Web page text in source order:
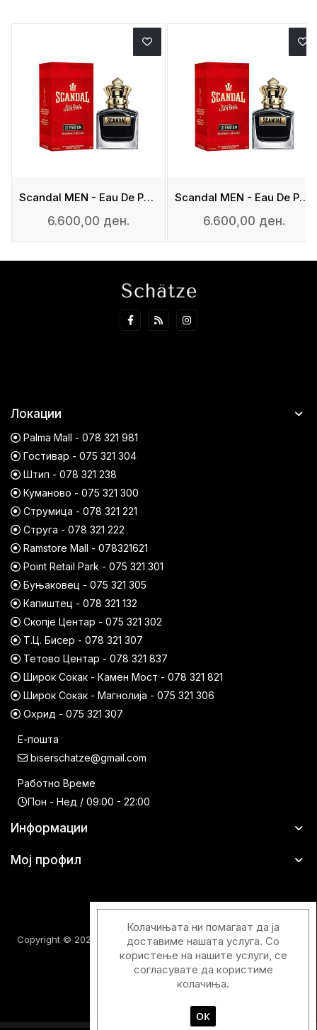
Scandal MEN - Eau De Parfum INTENSE
6.600,00 ден.
Scandal MEN - Eau De Parfum INTENSE
6.600,00 ден.
Локации
Palma Mall - 078 321 981
Гостивар - 075 321 304
Штип - 078 321 238
Куманово - 075 321 300
Струмица - 078 321 221
Струга - 078 321 222
Ramstore Mall - 078321621
Point Retail Park - 075 321 301
Буњаковец - 075 321 305
Капиштец - 078 321 132
Скопје Центар - 075 321 302
Т.Ц. Бисер - 078 321 307
Тетово Центар - 078 321 837
Широк Сокак - Камен Мост - 078 321 821
Широк Сокак - Магнолија - 075 321 306
Охрид - 075 321 307
Е-пошта
biserschatze@gmail.com
Работно Време
Пон - Нед / 09:00 - 22:00
Информации
Мој профил
Copyright © 2026 Шатци Парфимерии. Сите права задржани.
Designed & Developed with
Колачињата ни помагаат да ја
доставиме нашата услуга. Со
користење на нашите услуги, се
согласувате да користиме
колачиња.
ОК